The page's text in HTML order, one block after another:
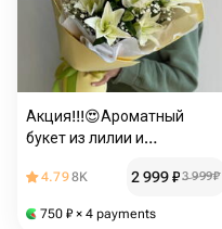
Акция!!!😍Ароматный
букет из лилии и
4.798K 2 999₽3 999₽
750 ₽ × 4 payments